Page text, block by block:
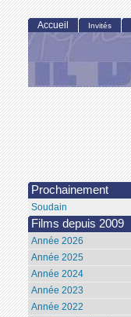
Accueil Invités
Prochainement
Soudain
Films depuis 2009
Année 2026
Année 2025
Année 2024
Année 2023
Année 2022